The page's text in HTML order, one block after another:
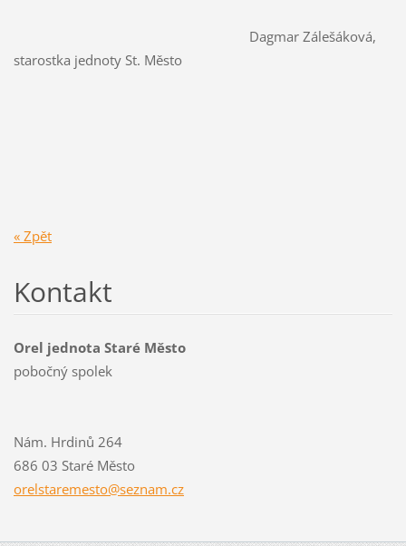
Dagmar Zálešáková,
starostka jednoty St. Město
« Zpět
Kontakt
Orel jednota Staré Město
pobočný spolek
Nám. Hrdinů 264
686 03 Staré Město
orelstaremesto@seznam.cz